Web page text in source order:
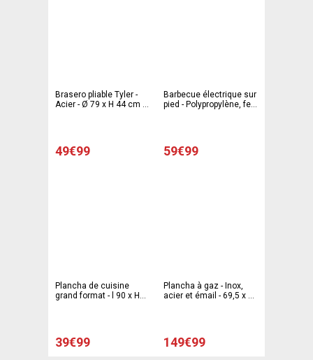
Brasero pliable Tyler -
Acier - Ø 79 x H 44 cm -
49€99
Barbecue électrique sur
pied - Polypropylène, fer
59€99
Plancha de cuisine
grand format - l 90 x H
39€99
Plancha à gaz - Inox,
acier et émail - 69,5 x 48
149€99